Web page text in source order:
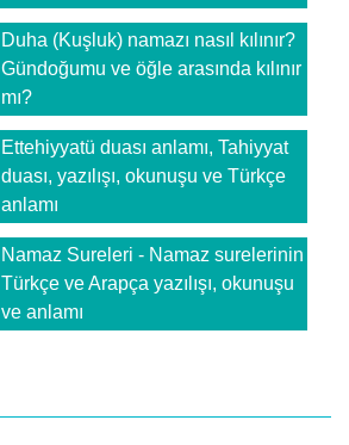
Duha (Kuşluk) namazı nasıl kılınır?
Gündoğumu ve öğle arasında kılınır
mı?
Ettehiyyatü duası anlamı, Tahiyyat
duası, yazılışı, okunuşu ve Türkçe
anlamı
Namaz Sureleri - Namaz surelerinin
Türkçe ve Arapça yazılışı, okunuşu
ve anlamı